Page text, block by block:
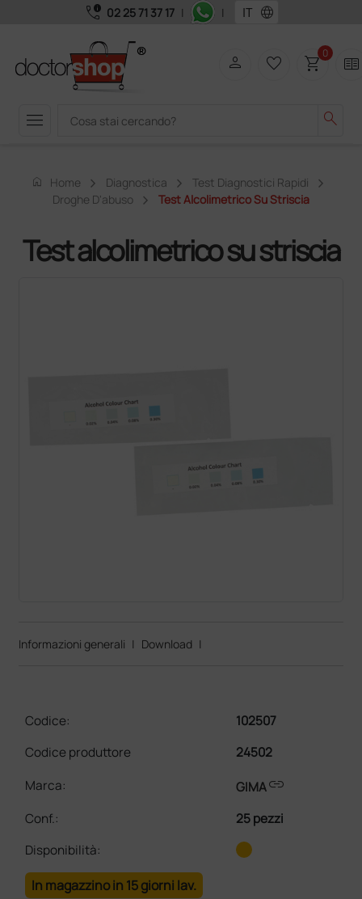
call_quality 02 25 71 37 17 | | language
menu search
person favorite_border shopping_cart0 two_pager
home Home Diagnostica
Test Diagnostici Rapidi
Droghe D'abuso
Test Alcolimetrico Su Striscia
Test alcolimetrico su striscia
Informazioni generali | Download |
Codice:
102507
Codice produttore
24502
Marca:
GIMAlink
Conf.:
25 pezzi
Disponibilità:
In magazzino in 15 giorni lav.